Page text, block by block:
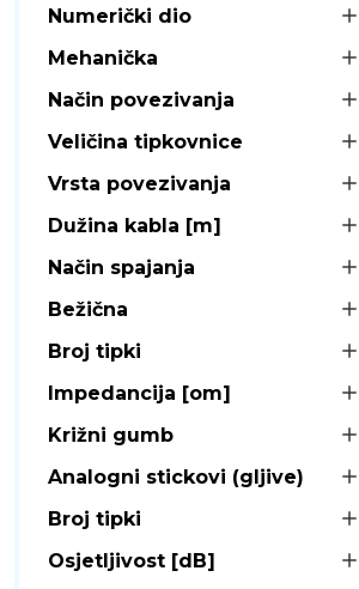
Numerički dio
Mehanička
Način povezivanja
Veličina tipkovnice
Vrsta povezivanja
Dužina kabla [m]
Način spajanja
Bežična
Broj tipki
Impedancija [om]
Križni gumb
Analogni stickovi (gljive)
Broj tipki
Osjetljivost [dB]